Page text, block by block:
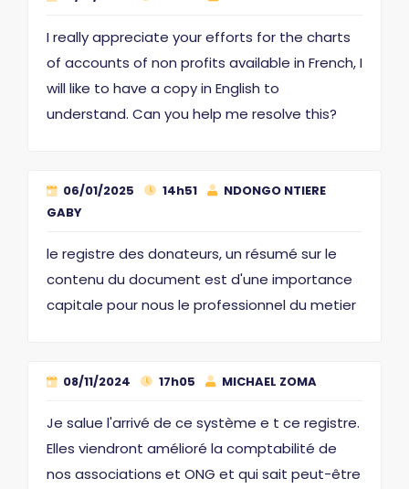
I really appreciate your efforts for the charts
of accounts of non profits available in French, I
will like to have a copy in English to
understand. Can you help me resolve this?
06/01/2025 14h51
NDONGO NTIERE
GABY
le registre des donateurs, un résumé sur le
contenu du document est d'une importance
capitale pour nous le professionnel du metier
08/11/2024 17h05 MICHAEL ZOMA
Je salue l'arrivé de ce système e t ce registre.
Elles viendront amélioré la comptabilité de
nos associations et ONG et qui sait peut-être